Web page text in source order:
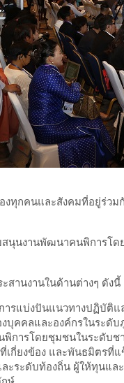
ทุกคนและสังคมที่อยู่ร่วม
สนุนงานพัฒนาคนพิการโ
สานงานในด้านต่างๆ ดังนี้
ารแบ่งปันแนวทางปฏิบัติแ
บุคคลและองค์กรในระดับ
พิการโดยชุมชนในระดับ
เกี่ยงข้อง และพันธมิตร
ะระดับท้องถิ่น ผู้ให้ทุนแล